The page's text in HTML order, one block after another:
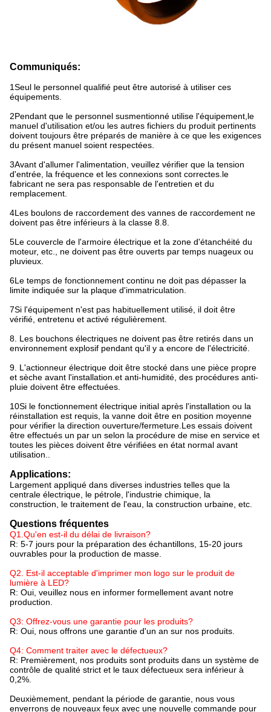
Communiqués:
1Seul le personnel qualifié peut être autorisé à utiliser ces
équipements.
2Pendant que le personnel susmentionné utilise l'équipement,le
manuel d'utilisation et/ou les autres fichiers du produit pertinents
doivent toujours être préparés de manière à ce que les exigences
du présent manuel soient respectées.
3Avant d'allumer l'alimentation, veuillez vérifier que la tension
d'entrée, la fréquence et les connexions sont correctes.le
fabricant ne sera pas responsable de l'entretien et du
remplacement.
4Les boulons de raccordement des vannes de raccordement ne
doivent pas être inférieurs à la classe 8.8.
5Le couvercle de l'armoire électrique et la zone d'étanchéité du
moteur, etc., ne doivent pas être ouverts par temps nuageux ou
pluvieux.
6Le temps de fonctionnement continu ne doit pas dépasser la
limite indiquée sur la plaque d'immatriculation.
7Si l'équipement n'est pas habituellement utilisé, il doit être
vérifié, entretenu et activé régulièrement.
8. Les bouchons électriques ne doivent pas être retirés dans un
environnement explosif pendant qu'il y a encore de l'électricité.
9. L'actionneur électrique doit être stocké dans une pièce propre
et sèche avant l'installation.et anti-humidité, des procédures anti-
pluie doivent être effectuées.
10Si le fonctionnement électrique initial après l'installation ou la
réinstallation est requis, la vanne doit être en position moyenne
pour vérifier la direction ouverture/fermeture.Les essais doivent
être effectués un par un selon la procédure de mise en service et
toutes les pièces doivent être vérifiées en état normal avant
utilisation..
Applications:
Largement appliqué dans diverses industries telles que la
centrale électrique, le pétrole, l'industrie chimique, la
construction, le traitement de l'eau, la construction urbaine, etc.
Questions fréquentes
Q1.Qu'en est-il du délai de livraison?
R: 5-7 jours pour la préparation des échantillons, 15-20 jours
ouvrables pour la production de masse.
Q2. Est-il acceptable d'imprimer mon logo sur le produit de
lumière à LED?
R: Oui, veuillez nous en informer formellement avant notre
production.
Q3: Offrez-vous une garantie pour les produits?
R: Oui, nous offrons une garantie d'un an sur nos produits.
Q4: Comment traiter avec le défectueux?
R: Premièrement, nos produits sont produits dans un système de
contrôle de qualité strict et le taux défectueux sera inférieur à
0,2%.
Deuxièmement, pendant la période de garantie, nous vous
enverrons de nouveaux feux avec une nouvelle commande pour